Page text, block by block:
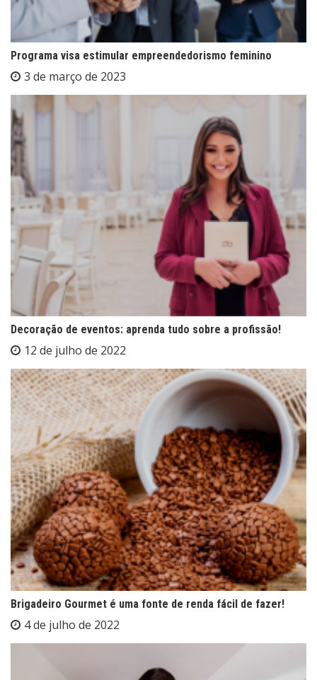
Programa visa estimular empreendedorismo feminino
3 de março de 2023
Decoração de eventos: aprenda tudo sobre a profissão!
12 de julho de 2022
Brigadeiro Gourmet é uma fonte de renda fácil de fazer!
4 de julho de 2022